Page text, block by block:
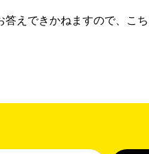
えできかねますので、こ